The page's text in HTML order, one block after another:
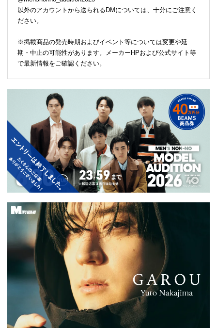
以外のアカウントから送られるDMについては、十分にご注意く
ださい。
※掲載商品の発売時期およびイベント等については変更や延
期・中止の可能性があります。メーカーHPおよび公式サイト等
で最新情報をご確認ください。